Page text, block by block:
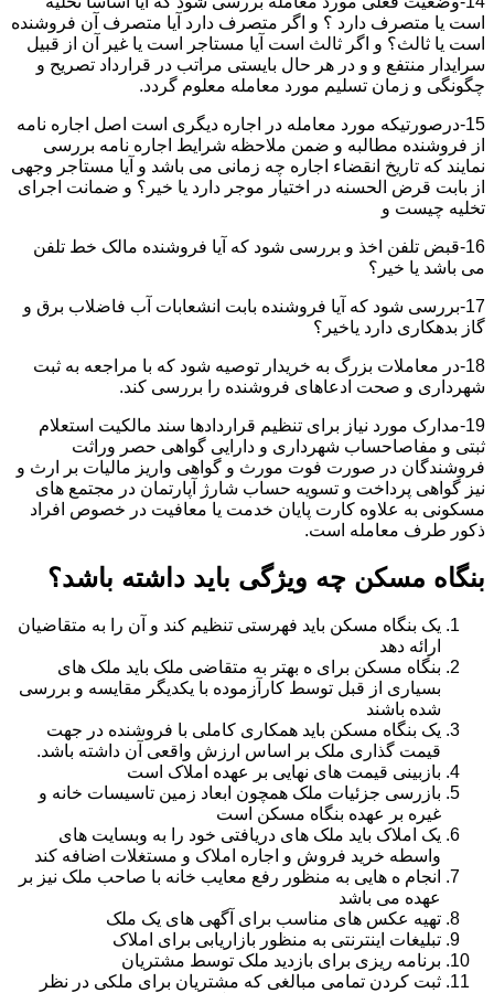
است یا متصرف دارد ؟ و اگر متصرف دارد آیا متصرف آن فروشنده
است یا ثالث؟ و اگر ثالث است آیا مستاجر است یا غیر آن از قبیل
سرایدار منتفع و و در هر حال بایستی مراتب در قرارداد تصریح و
چگونگی و زمان تسلیم مورد معامله معلوم گردد.
15-درصورتیکه مورد معامله در اجاره دیگری است اصل اجاره نامه
از فروشنده مطالبه و ضمن ملاحظه شرایط اجاره نامه بررسی
نمایند که تاریخ انقضاء اجاره چه زمانی می باشد و آیا مستاجر وجهی
از بابت قرض الحسنه در اختیار موجر دارد یا خیر؟ و ضمانت اجرای
تخلیه چیست و
16-قبض تلفن اخذ و بررسی شود که آیا فروشنده مالک خط تلفن
می باشد یا خیر؟
17-بررسی شود که آیا فروشنده بابت انشعابات آب فاضلاب برق و
گاز بدهکاری دارد یاخیر؟
18-در معاملات بزرگ به خریدار توصیه شود که با مراجعه به ثبت
شهرداری و صحت ادعاهای فروشنده را بررسی کند.
19-مدارک مورد نیاز برای تنظیم قراردادها سند مالکیت استعلام
ثبتی و مفاصاحساب شهرداری و دارایی گواهی حصر وراثت
فروشندگان در صورت فوت مورث و گواهی واریز مالیات بر ارث و
نیز گواهی پرداخت و تسویه حساب شارژ آپارتمان در مجتمع های
مسکونی به علاوه کارت پایان خدمت یا معافیت در خصوص افراد
ذکور طرف معامله است.
بنگاه مسکن چه ویژگی باید داشته باشد؟
یک بنگاه مسکن باید فهرستی تنظیم کند و آن را به متقاضیان
ارائه دهد
بنگاه مسکن برای ه بهتر به متقاضی ملک باید ملک های
بسیاری از قبل توسط کارآزموده با یکدیگر مقایسه و بررسی
شده باشند
یک بنگاه مسکن باید همکاری کاملی با فروشنده در جهت
قیمت گذاری ملک بر اساس ارزش واقعی آن داشته باشد.
بازبینی قیمت های نهایی بر عهده املاک است
بازرسی جزئیات ملک همچون ابعاد زمین تاسیسات خانه و
غیره بر عهده بنگاه مسکن است
یک املاک باید ملک های دریافتی خود را به وبسایت های
واسطه خرید فروش و اجاره املاک و مستغلات اضافه کند
انجام ه هایی به منظور رفع معایب خانه با صاحب ملک نیز بر
عهده می باشد
تهیه عکس های مناسب برای آگهی های یک ملک
تبلیغات اینترنتی به منظور بازاریابی برای املاک
برنامه ریزی برای بازدید ملک توسط مشتریان
ثبت کردن تمامی مبالغی که مشتریان برای ملکی در نظر